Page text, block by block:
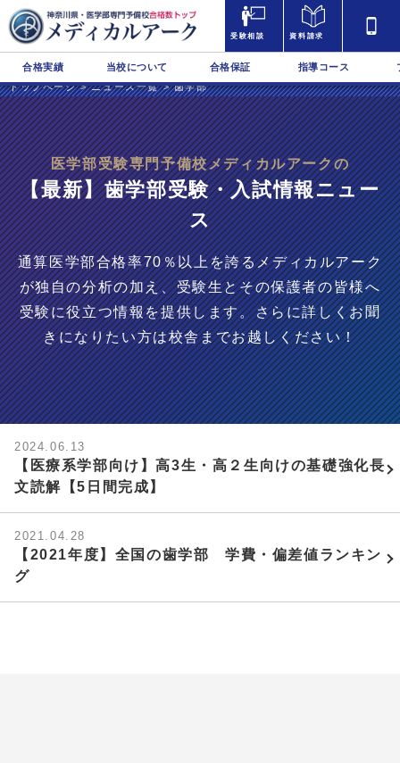
受験相談 資料請求
合格実績 当校について 合格保証 指導コース
トップページ>ニュース一覧>歯学部
医学部受験専門予備校メディカルアークの
【最新】歯学部受験・入試情報ニュー
ス
通算医学部合格率70％以上を誇るメディカルアーク
が独自の分析の加え、受験生とその保護者の皆様へ
受験に役立つ情報を提供します。さらに詳しくお聞
きになりたい方は校舎までお越しください！
2024.06.13
【医療系学部向け】高3生・高２生向けの基礎強化長
文読解【5日間完成】
2021.04.28
【2021年度】全国の歯学部 学費・偏差値ランキン
グ